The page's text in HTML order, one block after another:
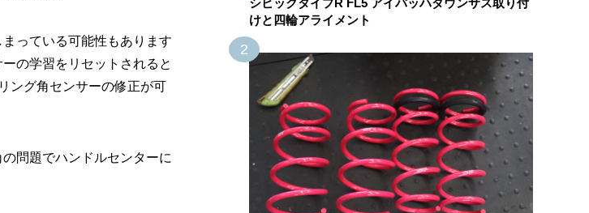
っている可能性もあります
の学習をリセットされると
ング角センサーの修正が可
問題でハンドルセンターに
けと四輪アライメント
2